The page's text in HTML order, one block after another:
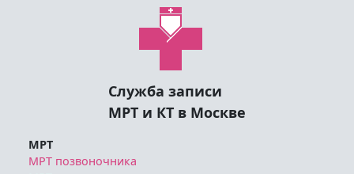
8 (495) 125-08-64